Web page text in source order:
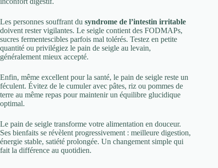
Les personnes souffrant du syndrome de l’intestin irritable
doivent rester vigilantes. Le seigle contient des FODMAPs,
sucres fermentescibles parfois mal tolérés. Testez en petite
quantité ou privilégiez le pain de seigle au levain,
généralement mieux accepté.
Enfin, même excellent pour la santé, le pain de seigle reste un
féculent. Évitez de le cumuler avec pâtes, riz ou pommes de
terre au même repas pour maintenir un équilibre glucidique
optimal.
Le pain de seigle transforme votre alimentation en douceur.
Ses bienfaits se révèlent progressivement : meilleure digestion,
énergie stable, satiété prolongée. Un changement simple qui
fait la différence au quotidien.